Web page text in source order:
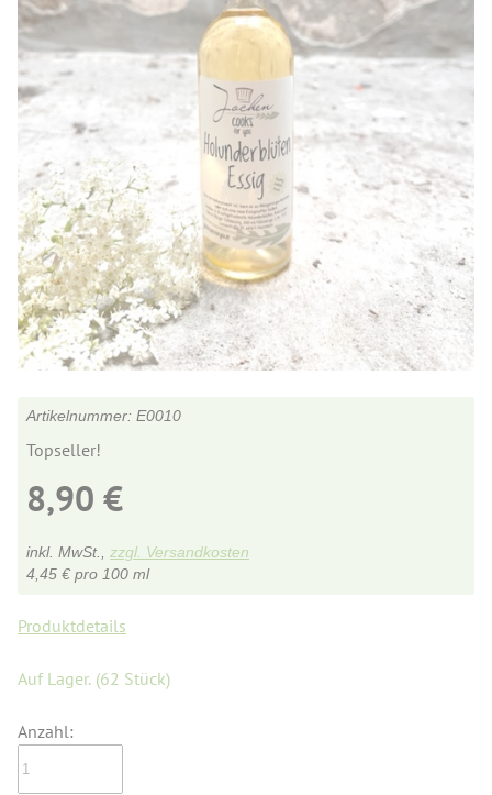
E0010
Topseller!
8,90 €
inkl. MwSt., zzgl. Versandkosten
4,45 € pro 100 ml
Produktdetails
Auf Lager. (62 Stück)
Anzahl: